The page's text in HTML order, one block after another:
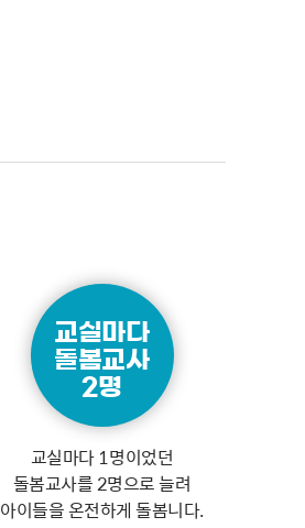
교실마다
돌봄교사
2명
교실마다 1명이었던
돌봄교사를 2명으로 늘려
아이들을 온전하게 돌봄니다.